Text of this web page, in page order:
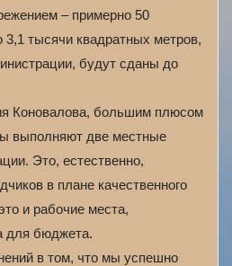
– примерно 50
3,1 тысячи квадратных метров,
будут сданы до
Коновалова, большим плюсом
выполняют две местные
Это, естественно,
в плане качественного
и рабочие места,
для бюджета.
в том, что мы успешно